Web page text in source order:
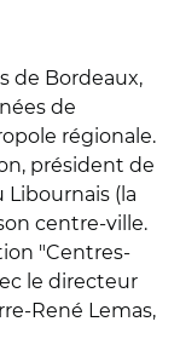
de Bordeaux,
de
régionale.
président de
(la
centre-ville.
"Centres-
le directeur
René Lemas,